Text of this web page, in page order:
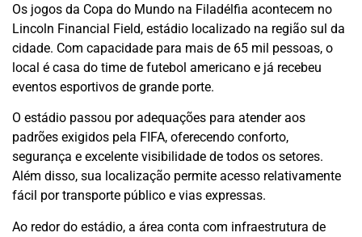
Os jogos da Copa do Mundo na Filadélfia acontecem no
Lincoln Financial Field, estádio localizado na região sul da
cidade. Com capacidade para mais de 65 mil pessoas, o
local é casa do time de futebol americano e já recebeu
eventos esportivos de grande porte.
O estádio passou por adequações para atender aos
padrões exigidos pela FIFA, oferecendo conforto,
segurança e excelente visibilidade de todos os setores.
Além disso, sua localização permite acesso relativamente
fácil por transporte público e vias expressas.
Ao redor do estádio, a área conta com infraestrutura de